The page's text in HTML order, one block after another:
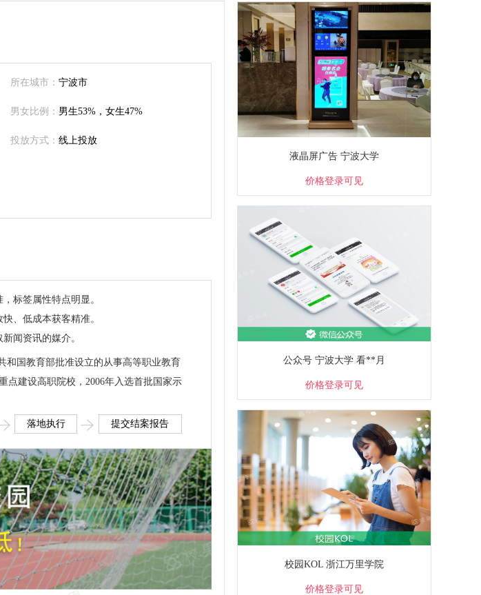
所在城市： 宁波市
男女比例： 男生53%，女生47%
投放方式： 线上投放
标签属性特点明显。
、低成本获客精准。
闻资讯的媒介。
和国教育部批准设立的从事高等职业教育
点建设高职院校，2006年入选首批国家示
落地执行 提交结案报告
液晶屏广告 宁波大学
价格登录可见
公众号 宁波大学 看**月
价格登录可见
校园KOL 浙江万里学院
价格登录可见